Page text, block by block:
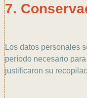
7.
Los datos personales
período necesario
justificaron su